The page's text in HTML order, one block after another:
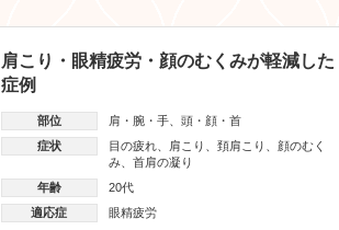
肩こり・眼精疲労・顔のむくみが軽減した
症例
部位 肩・腕・手、 頭・顔・首
症状
目の疲れ、 肩こり 頚肩こり
顔のむく
み、 首肩の凝り
年齢
20代
適応症
眼精疲労